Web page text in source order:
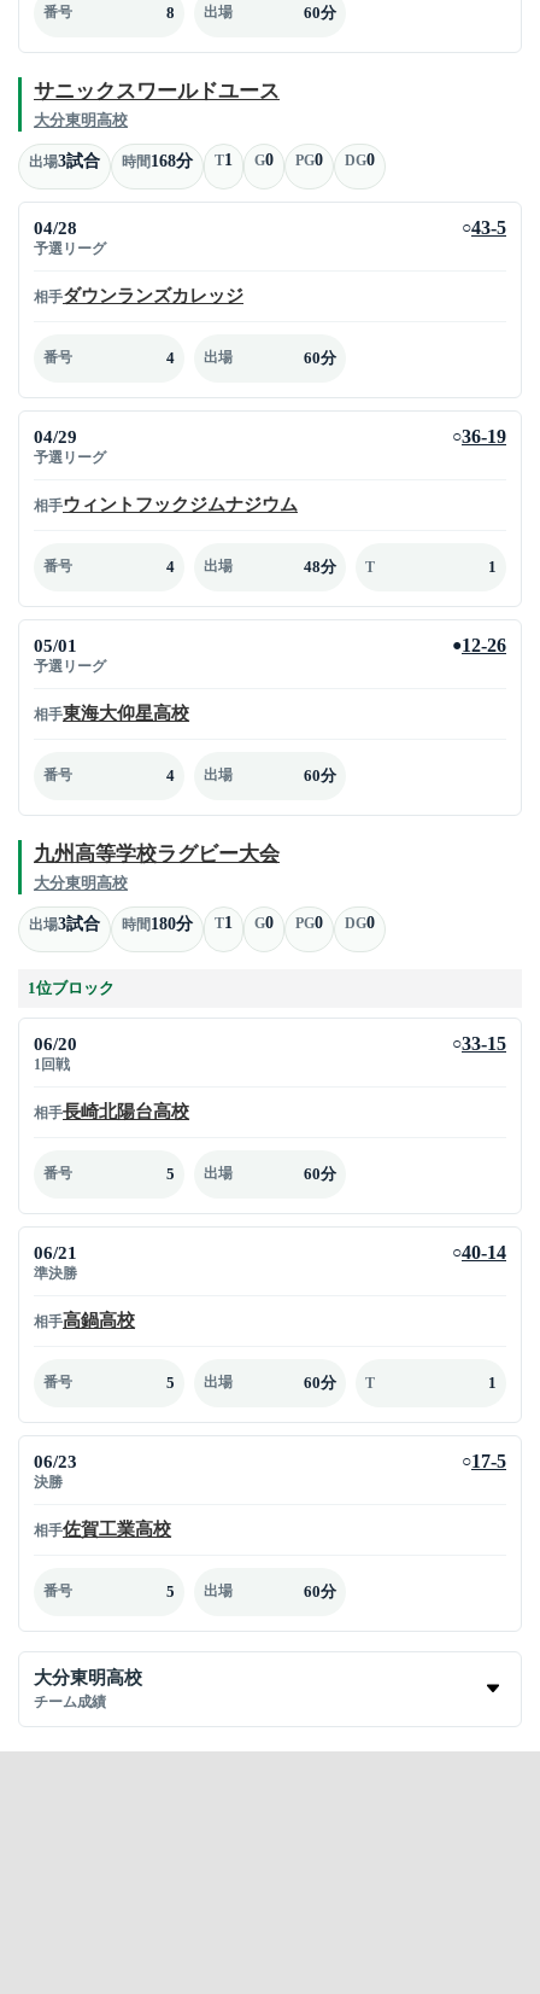
番号 8 出場 60分
サニックスワールドユース
大分東明高校
出場3試合 時間168分 T1 G0 PG0 DG0
04/28
予選リーグ
○43-5
相手ダウンランズカレッジ
番号 4 出場 60分
04/29
予選リーグ
○36-19
相手ウィントフックジムナジウム
番号 4 出場 48分 T 1
05/01
予選リーグ
●12-26
相手東海大仰星高校
番号 4 出場 60分
九州高等学校ラグビー大会
大分東明高校
出場3試合 時間180分 T1 G0 PG0 DG0
1位ブロック
06/20
1回戦
○33-15
相手長崎北陽台高校
番号 5 出場 60分
06/21
準決勝
○40-14
相手高鍋高校
番号 5 出場 60分 T 1
06/23
決勝
○17-5
相手佐賀工業高校
番号 5 出場 60分
大分東明高校
チーム成績